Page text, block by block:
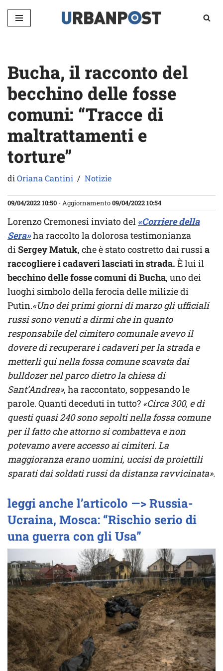
Vai
Bucha, il racconto del
becchino delle fosse
comuni: “Tracce di
maltrattamenti e
torture”
diOriana Cantini Notizie
09/04/2022 10:50 - Aggiornamento09/04/2022 10:54
Lorenzo Cremonesi inviato del «Corriere della
Sera»ha raccolto la dolorosa testimonianza
diSergey Matuk, che è stato costretto dai russia
raccogliere i cadaveri lasciati in strada. È lui il
becchino delle fosse comuni di Bucha, uno dei
luoghi simbolo della ferocia delle milizie di
Putin.«Uno dei primi giorni di marzo gli ufficiali
russi sono venuti a dirmi che in quanto
responsabile del cimitero comunale avevo il
dovere di recuperare i cadaveri per la strada e
metterli qui nella fossa comune scavata dai
bulldozer nel parco dietro la chiesa di
Sant’Andrea», ha raccontato, soppesando le
parole. Quanti deceduti in tutto? «Circa 300, e di
questi quasi 240 sono sepolti nella fossa comune
per il fatto che attorno si combatteva e non
potevamo avere accesso ai cimiteri. La
maggioranza erano uomini, uccisi da proiettili
sparati dai soldati russi da distanza ravvicinata».
leggi anche l’articolo —> Russia-
Ucraina, Mosca: “Rischio serio di
una guerra con gli Usa”